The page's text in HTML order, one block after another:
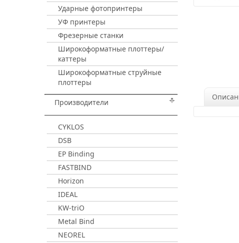
Ударные фотопринтеры
УФ принтеры
Фрезерные станки
Широкоформатные плоттеры/
каттеры
Широкоформатные струйные
плоттеры
Производители
CYKLOS
DSB
EP Binding
FASTBIND
Horizon
IDEAL
KW-triO
Metal Bind
NEOREL